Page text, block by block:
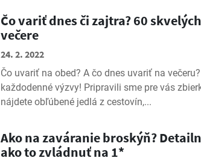
Čo variť dnes či zajtra? 60
večere
24. 2. 2022
Čo uvariť na obed? A čo dnes uvariť na
každodenné výzvy! Pripravili sme pre vás
nájdete obľúbené jedlá z cestovín,...
Ako na zaváranie broskýň?
ako to zvládnuť na 1*